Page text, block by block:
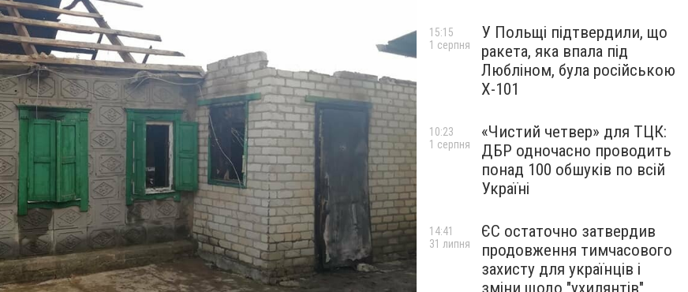
У Польщі підтвердили, що
ракета, яка впала під
Любліном, була російською
Х-101
15:15
1 серпня
«Чистий четвер» для ТЦК:
ДБР одночасно проводить
понад 100 обшуків по всій
Україні
10:23
1 серпня
ЄС остаточно затвердив
продовження тимчасового
захисту для українців і
зміни щодо "ухилянтів"
14:41
31 липня